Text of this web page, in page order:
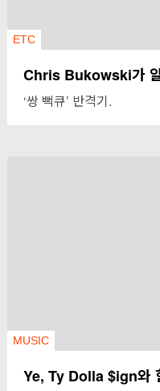
ETC
Chris Bukowski가 알
‘쌍 뻑큐’ 반격기.
MUSIC
Ye, Ty Dolla $ign와